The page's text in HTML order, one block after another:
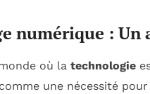
numérique :
où la technologie
une nécessité